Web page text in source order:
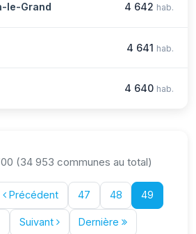
le-Grand 4 642 hab.
4 641 hab.
4 640 hab.
(34 953 communes au total)
Précédent 47 48 49
Suivant Dernière